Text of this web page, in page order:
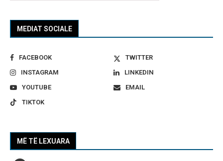
MEDIAT SOCIALE
FACEBOOK
TWITTER
INSTAGRAM
LINKEDIN
YOUTUBE
EMAIL
TIKTOK
MË TË LEXUARA